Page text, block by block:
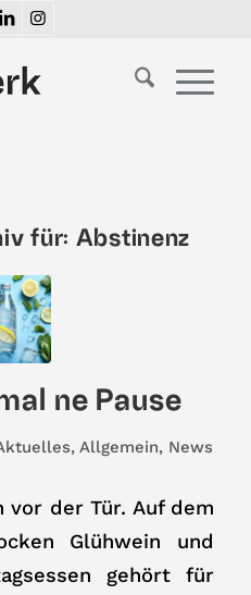
für: Abstinenz
ne Pause
, Allgemein, News
vor der Tür. Auf dem
Glühwein und
gehört für